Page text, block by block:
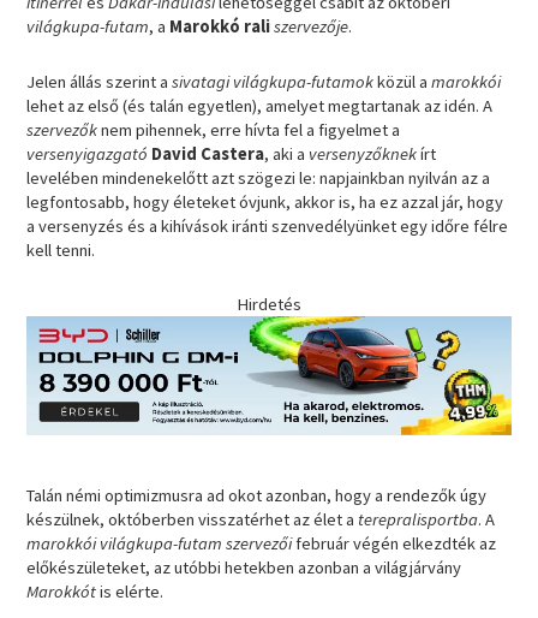
világkupa-futam, a Marokkó raliszervezője.
Jelen állás szerint asivatagi világkupa-futamokközül amarokkói
lehet az első (és talán egyetlen), amelyet megtartanak az idén. A
szervezőknem pihennek, erre hívta fel a figyelmet a
versenyigazgató David Castera, aki a versenyzőknekírt
levelében mindenekelőtt azt szögezi le: napjainkban nyilván az a
legfontosabb, hogy életeket óvjunk, akkor is, ha ez azzal jár, hogy
a versenyzés és a kihívások iránti szenvedélyünket egy időre félre
kell tenni.
Hirdetés
Talán némi optimizmusra ad okot azonban, hogy a rendezők úgy
készülnek, októberben visszatérhet az élet a terepralisportba. A
marokkói világkupa-futam szervezőifebruár végén elkezdték az
előkészületeket, az utóbbi hetekben azonban a világjárvány
Marokkótis elérte.